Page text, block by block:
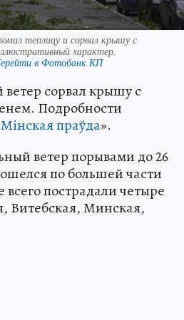
теплицу и сорвал крышу с
характер.
в Фотобанк КП
сорвал крышу с
Подробности
Мiнская праўда».
ветер порывами до 26
по большей части
пострадали четыре
Витебская, Минская,